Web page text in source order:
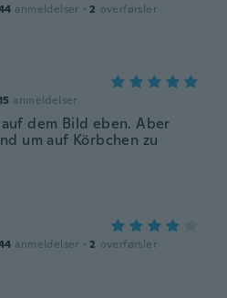
anmeldelser · 2 overførsler
anmeldelser
dem Bild eben. Aber
um auf Körbchen zu
anmeldelser · 2 overførsler